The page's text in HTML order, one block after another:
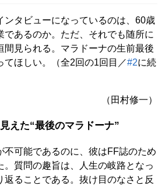
タビューになっているのは、60歳
であるのか。ただ、それでも随所に
間見られる。マラドーナの生前最後
てほしい。（全2回の1回目／#2に続
（田村修一）
えた“最後のマラドーナ”
可能であるのに、彼はFF誌のため
。質問の趣旨は、人生の岐路となっ
返ることである。抜け目のなさと反